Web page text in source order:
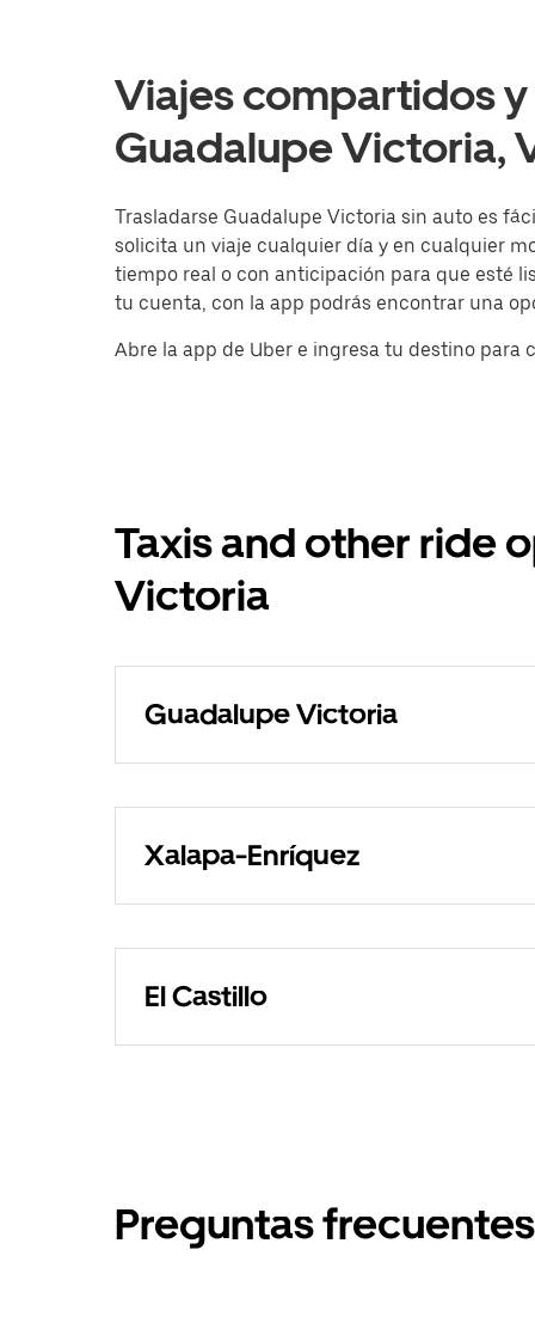
Viajes compartidos
Guadalupe Victoria,
Trasladarse Guadalupe Victoria sin auto es
solicita un viaje cualquier día y en cualquier
tiempo real o con anticipación para que esté
tu cuenta, con la app podrás encontrar una
Abre la app de Uber e ingresa tu destino para
Taxis and other ride
Victoria
Guadalupe Victoria
Xalapa-Enríquez
El Castillo
Preguntas frecuentes